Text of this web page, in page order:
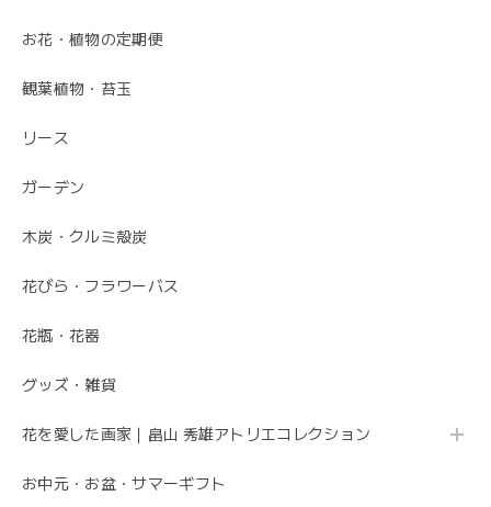
お花・植物の定期便
観葉植物・苔玉
リース
ガーデン
木炭・クルミ殻炭
花びら・フラワーバス
花瓶・花器
グッズ・雑貨
花を愛した画家｜畠山 秀雄アトリエコレクション
お中元・お盆・サマーギフト
素敵なお花ありがとうございます。 母が大変喜んでいまし
お願いします。 岩岡
の為にこれからも喜ばれるお花を お届けさせて
2020/05/11
先方さんがお洒落なお花だと喜んでくれました。 ありがと